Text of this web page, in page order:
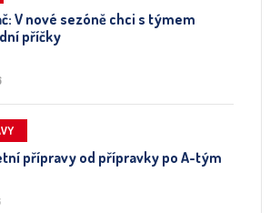
V nové sezóně chci s týmem
příčky
přípravy od přípravky po A-tým